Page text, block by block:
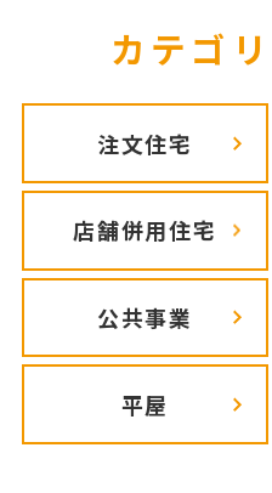
カテゴリ
注文住宅
店舗併用住宅
公共事業
平屋